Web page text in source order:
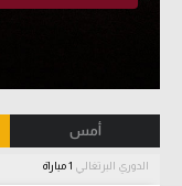
أمس
الدوري البرتغالي